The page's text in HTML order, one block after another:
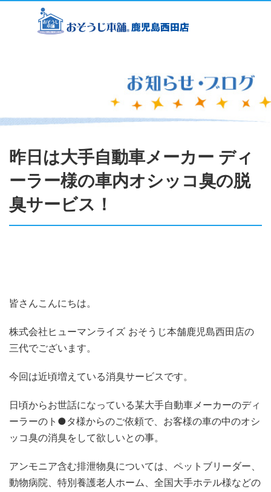
昨日は大手自動車メーカー ディ
ーラー様の車内オシッコ臭の脱
臭サービス！
皆さんこんにちは。
株式会社ヒューマンライズ おそうじ本舗鹿児島西田店の
三代でございます。
今回は近頃増えている消臭サービスです。
日頃からお世話になっている某大手自動車メーカーのディ
ーラーのト●タ様からのご依頼で、お客様の車の中のオシ
ッコ臭の消臭をして欲しいとの事。
アンモニア含む排泄物臭については、ペットブリーダー、
動物病院、特別養護老人ホーム、全国大手ホテル様などの